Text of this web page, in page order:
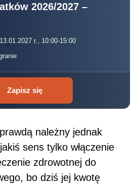
2026/2027 –
r., 10:00-15:00
Zapisz się
należny jednak
sens tylko włączenie
zdrowotnej do
bo dziś jej kwotę